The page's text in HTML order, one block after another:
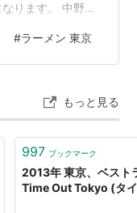
ります。 中野区
観 西新宿の表通
を見て、このお
てさて、しょうが
がら当然タンメ
#ラーメン 東京
もっと見る
997 ブックマーク
2013年 東京、ベスト
Time Out Tokyo (タ